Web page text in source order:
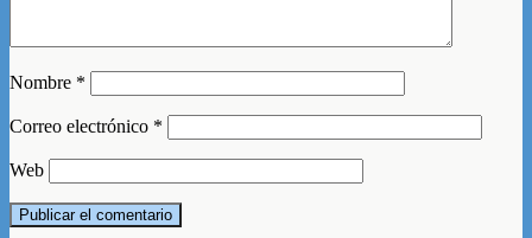
Nombre *
Correo electrónico *
Web